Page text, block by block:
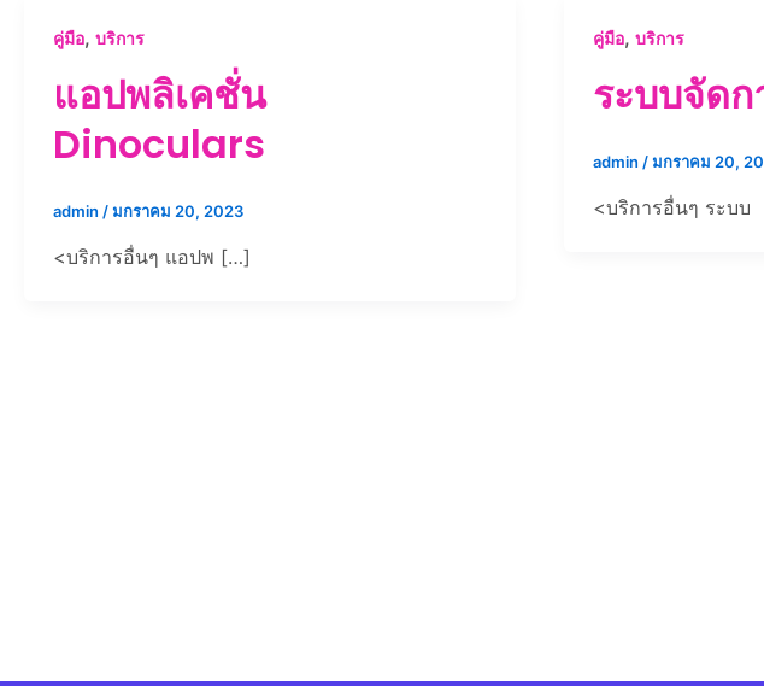
คู่มือ, บริการ
แอปพลิเคชั่น
Dinoculars
admin /มกราคม 20, 2023
<บริการอื่นๆ แอปพ […]
คู่มือ, บริการ
ระบบจัด
admin /มกราคม 20,
<บริการอื่นๆ ระบบ